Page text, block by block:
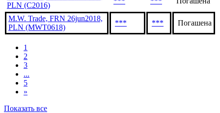
PLN (C2016)
M.W. Trade, FRN 26jun2018,
PLN (MWT0618)
*** *** Погашена
1
2
3
...
5
»
Показать все